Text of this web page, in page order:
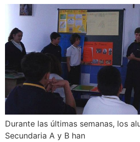
Durante las últimas semanas, los
Secundaria A y B han